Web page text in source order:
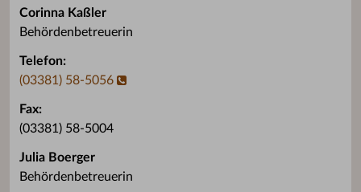
Corinna Kaßler
Behördenbetreuerin
Telefon:
(03381) 58-5056
Fax:
(03381) 58-5004
Julia Boerger
Behördenbetreuerin